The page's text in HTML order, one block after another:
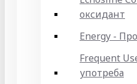
оксидант
Energy -
Frequent
употреба